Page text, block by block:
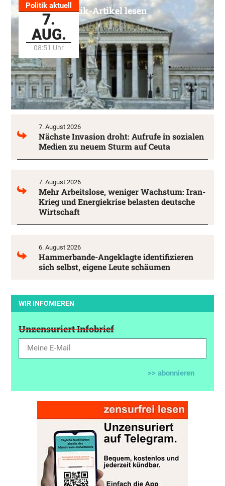
Politik aktuell
7.
AUG.
08:51 Uhr
Alle Politik-Artikel lesen
7. August 2026
Nächste Invasion droht: Aufrufe in sozialen
Medien zu neuem Sturm auf Ceuta
7. August 2026
Mehr Arbeitslose, weniger Wachstum: Iran-
Krieg und Energiekrise belasten deutsche
Wirtschaft
6. August 2026
Hammerbande-Angeklagte identifizieren
sich selbst, eigene Leute schäumen
WIR INFOMIEREN
Unzensuriert Infobrief
>> abonnieren